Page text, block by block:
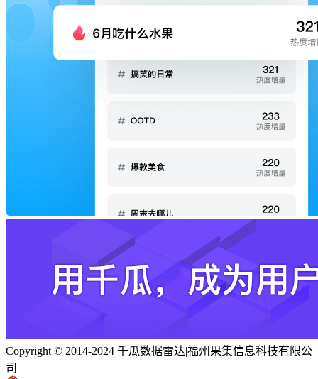
Copyright © 2014-2024 千瓜数据雷达|福州果集信息科技有限公
司